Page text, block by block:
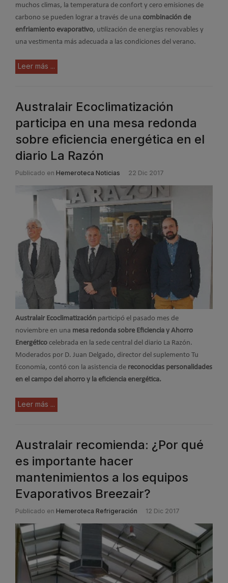
muchos climas, la temperatura de confort y cero emisiones de
carbono se pueden lograr a través de una combinación de
enfriamiento evaporativo, utilización de energías renovables y
una vestimenta más adecuada a las condiciones del verano.
Leer más ...
Australair Ecoclimatización
participa en una mesa redonda
sobre eficiencia energética en el
diario La Razón
Publicado en Hemeroteca Noticias 22 Dic 2017
Australair Ecoclimatización participó el pasado mes de
noviembre en una mesa redonda sobre Eficiencia y Ahorro
Energético celebrada en la sede central del diario La Razón.
Moderados por D. Juan Delgado, director del suplemento Tu
Economía, contó con la asistencia de reconocidas personalidades
en el campo del ahorro y la eficiencia energética.
Leer más ...
Australair recomienda: ¿Por qué
es importante hacer
mantenimientos a los equipos
Evaporativos Breezair?
Publicado en Hemeroteca Refrigeración 12 Dic 2017